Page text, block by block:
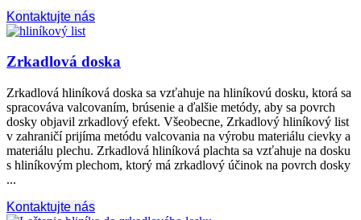
Kontaktujte nás
Zrkadlová doska
Zrkadlová hliníková doska sa vzťahuje na hliníkovú dosku, ktorá sa
spracováva valcovaním, brúsenie a ďalšie metódy, aby sa povrch
dosky objavil zrkadlový efekt. Všeobecne, Zrkadlový hliníkový list
v zahraničí prijíma metódu valcovania na výrobu materiálu cievky a
materiálu plechu. Zrkadlová hliníková plachta sa vzťahuje na dosku
s hliníkovým plechom, ktorý má zrkadlový účinok na povrch dosky
...
Kontaktujte nás